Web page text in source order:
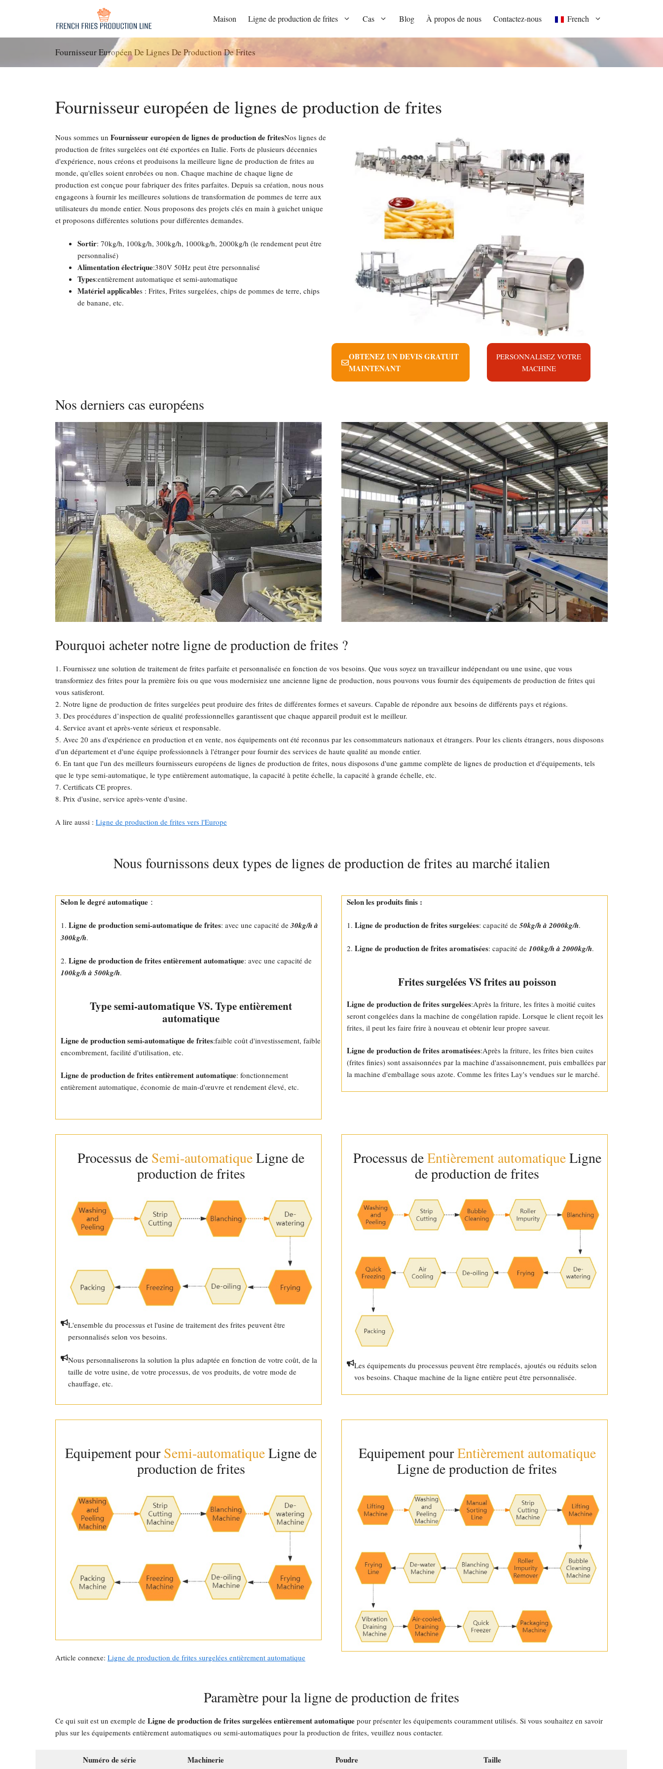
Maison Ligne de production de frites Cas Blog À propos de nous Contactez-nous French
Fournisseur Européen De Lignes De Production De Frites
Fournisseur européen de lignes de production de frites
Nous sommes un Fournisseur européen de lignes de production de fritesNos lignes de
production de frites surgelées ont été exportées en Italie. Forts de plusieurs décennies
d'expérience, nous créons et produisons la meilleure ligne de production de frites au
monde, qu'elles soient enrobées ou non. Chaque machine de chaque ligne de
production est conçue pour fabriquer des frites parfaites. Depuis sa création, nous nous
engageons à fournir les meilleures solutions de transformation de pommes de terre aux
utilisateurs du monde entier. Nous proposons des projets clés en main à guichet unique
et proposons différentes solutions pour différentes demandes.
Sortir: 70kg/h, 100kg/h, 300kg/h, 1000kg/h, 2000kg/h (le rendement peut être
personnalisé)
Alimentation électrique:380V 50Hz peut être personnalisé
Types:entièrement automatique et semi-automatique
Matériel applicables : Frites, Frites surgelées, chips de pommes de terre, chips
de banane, etc.
OBTENEZ UN DEVIS GRATUIT
MAINTENANT
PERSONNALISEZ VOTRE
MACHINE
Nos derniers cas européens
Pourquoi acheter notre ligne de production de frites ?
1. Fournissez une solution de traitement de frites parfaite et personnalisée en fonction de vos besoins. Que vous soyez un travailleur indépendant ou une usine, que vous
transformiez des frites pour la première fois ou que vous modernisiez une ancienne ligne de production, nous pouvons vous fournir des équipements de production de frites qui
vous satisferont.
2. Notre ligne de production de frites surgelées peut produire des frites de différentes formes et saveurs. Capable de répondre aux besoins de différents pays et régions.
3. Des procédures d’inspection de qualité professionnelles garantissent que chaque appareil produit est le meilleur.
4. Service avant et après-vente sérieux et responsable.
5. Avec 20 ans d'expérience en production et en vente, nos équipements ont été reconnus par les consommateurs nationaux et étrangers. Pour les clients étrangers, nous disposons
d'un département et d'une équipe professionnels à l'étranger pour fournir des services de haute qualité au monde entier.
6. En tant que l'un des meilleurs fournisseurs européens de lignes de production de frites, nous disposons d'une gamme complète de lignes de production et d'équipements, tels
que le type semi-automatique, le type entièrement automatique, la capacité à petite échelle, la capacité à grande échelle, etc.
7. Certificats CE propres.
8. Prix d'usine, service après-vente d'usine.
A lire aussi : Ligne de production de frites vers l'Europe
Nous fournissons deux types de lignes de production de frites au marché italien
Selon le degré automatique ：
1. Ligne de production semi-automatique de frites: avec une capacité de30kg/h à
300kg/h.
2. Ligne de production de frites entièrement automatique: avec une capacité de
100kg/h à 500kg/h.
Type semi-automatique VS. Type entièrement
automatique
Ligne de production semi-automatique de frites:faible coût d'investissement, faible
encombrement, facilité d'utilisation, etc.
Ligne de production de frites entièrement automatique: fonctionnement
entièrement automatique, économie de main-d'œuvre et rendement élevé, etc.
Selon les produits finis :
1. Ligne de production de frites surgelées: capacité de 50kg/h à 2000kg/h.
2. Ligne de production de frites aromatisées: capacité de 100kg/h à 2000kg/h.
Frites surgelées VS frites au poisson
Ligne de production de frites surgelées:Après la friture, les frites à moitié cuites
seront congelées dans la machine de congélation rapide. Lorsque le client reçoit les
frites, il peut les faire frire à nouveau et obtenir leur propre saveur.
Ligne de production de frites aromatisées:Après la friture, les frites bien cuites
(frites finies) sont assaisonnées par la machine d'assaisonnement, puis emballées par
la machine d'emballage sous azote. Comme les frites Lay's vendues sur le marché.
Processus de Semi-automatiqueLigne de
production de frites
L'ensemble du processus et l'usine de traitement des frites peuvent être
personnalisés selon vos besoins.
Nous personnaliserons la solution la plus adaptée en fonction de votre coût, de la
taille de votre usine, de votre processus, de vos produits, de votre mode de
chauffage, etc.
Processus deEntièrement automatiqueLigne
de production de frites
Les équipements du processus peuvent être remplacés, ajoutés ou réduits selon
vos besoins. Chaque machine de la ligne entière peut être personnalisée.
Equipement pourSemi-automatiqueLigne de
production de frites
Equipement pourEntièrement automatique
Ligne de production de frites
Article connexe: Ligne de production de frites surgelées entièrement automatique
Paramètre pour la ligne de production de frites
Ce qui suit est un exemple de Ligne de production de frites surgelées entièrement automatique pour présenter les équipements couramment utilisés. Si vous souhaitez en savoir
plus sur les équipements entièrement automatiques ou semi-automatiques pour la production de frites, veuillez nous contacter.
Numéro de série Machinerie Poudre Taille